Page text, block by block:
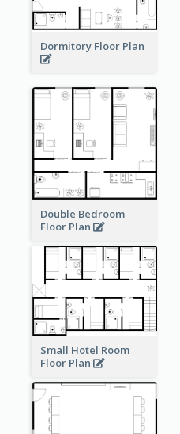
Dormitory Floor Plan
Double Bedroom
Floor Plan
Small Hotel Room
Floor Plan